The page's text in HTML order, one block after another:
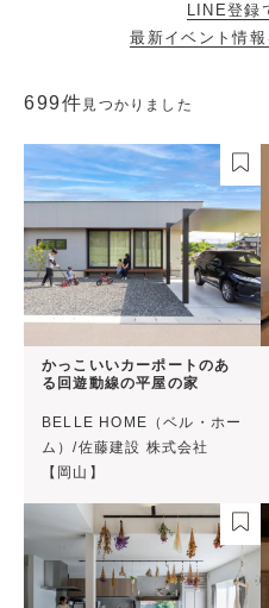
LINE登録
最新イベント情
699件 見つかりました
かっこいいカーポートのあ
る回遊動線の平屋の家
BELLE HOME（ベル・ホー
ム）/佐藤建設 株式会社
【岡山】